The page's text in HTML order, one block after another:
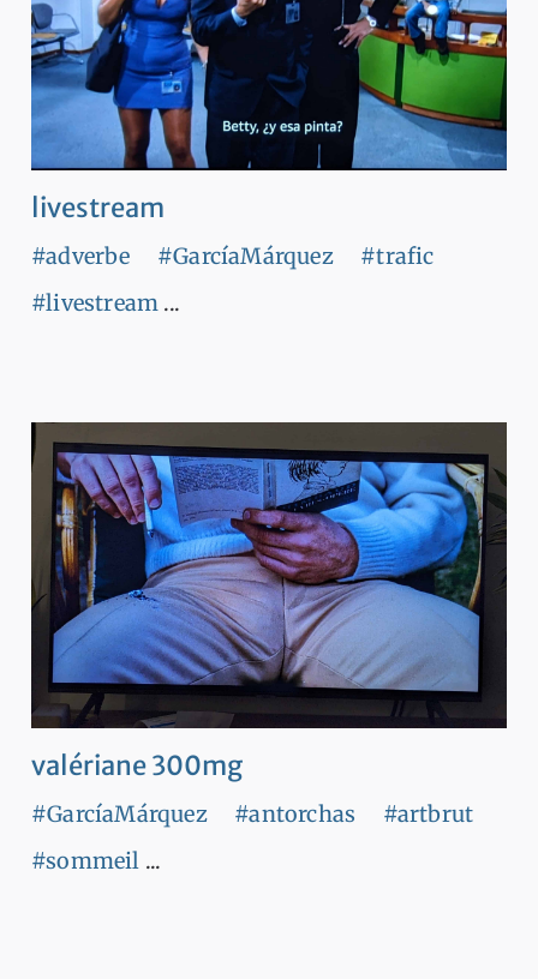
livestream
#adverbe #GarcíaMárquez
#trafic
#livestream ...
valériane 300mg
#GarcíaMárquez #antorchas
#artbrut
#sommeil ...